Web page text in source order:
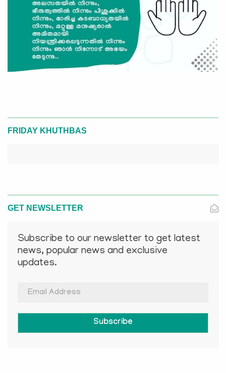
FRIDAY KHUTHBAS
GET NEWSLETTER
Subscribe to our newsletter to get latest
news, popular news and exclusive
updates.
Subscribe